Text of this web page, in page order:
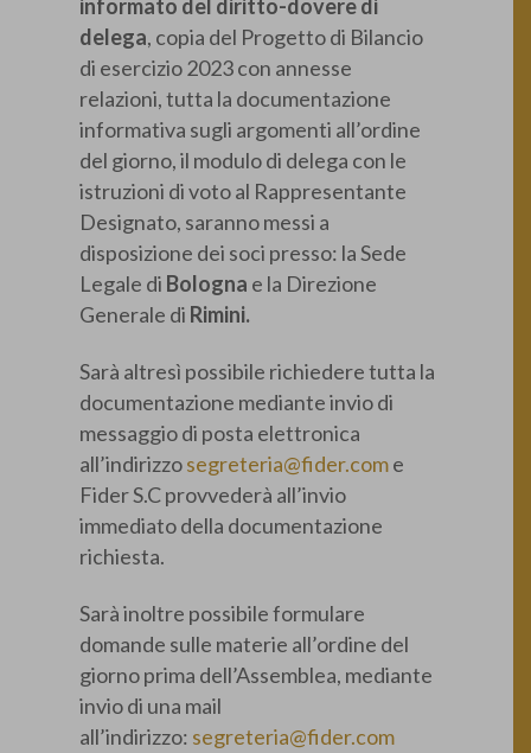
informato del diritto-dovere di
delega, copia del Progetto di Bilancio
di esercizio 2023 con annesse
relazioni, tutta la documentazione
informativa sugli argomenti all’ordine
del giorno, il modulo di delega con le
istruzioni di voto al Rappresentante
Designato, saranno messi a
disposizione dei soci presso: la Sede
Legale di Bologna e la Direzione
Generale di Rimini.
Sarà altresì possibile richiedere tutta la
documentazione mediante invio di
messaggio di posta elettronica
all’indirizzosegreteria@fider.come
Fider S.C provvederà all’invio
immediato della documentazione
richiesta.
Sarà inoltre possibile formulare
domande sulle materie all’ordine del
giorno prima dell’Assemblea, mediante
invio di una mail
all’indirizzo: segreteria@fider.com